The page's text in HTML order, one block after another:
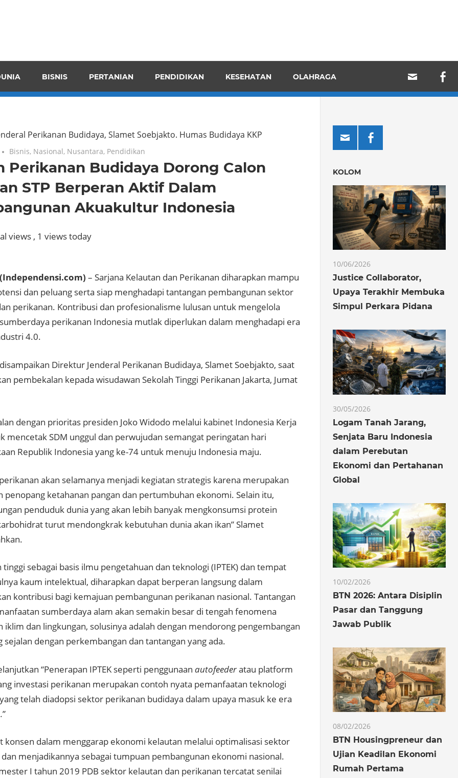
BISNIS PERTANIAN PENDIDIKAN KESEHATAN OLAHRAGA
Perikanan Budidaya, Slamet Soebjakto. Humas Budidaya KKP
Bisnis, Nasional, Nusantara, Pendidikan
Perikanan Budidaya Dorong Calon
STP Berperan Aktif Dalam
Akuakultur Indonesia
views , 1 views today
(Independensi.com) – Sarjana Kelautan dan Perikanan diharapkan mampu
dan peluang serta siap menghadapi tantangan pembangunan sektor
perikanan. Kontribusi dan profesionalisme lulusan untuk mengelola
perikanan Indonesia mutlak diperlukan dalam menghadapi era
4.0.
Direktur Jenderal Perikanan Budidaya, Slamet Soebjakto, saat
pembekalan kepada wisudawan Sekolah Tinggi Perikanan Jakarta, Jumat
dengan prioritas presiden Joko Widodo melalui kabinet Indonesia Kerja
mencetak SDM unggul dan perwujudan semangat peringatan hari
Republik Indonesia yang ke-74 untuk menuju Indonesia maju.
akan selamanya menjadi kegiatan strategis karena merupakan
penopang ketahanan pangan dan pertumbuhan ekonomi. Selain itu,
penduduk dunia yang akan lebih banyak mengkonsumsi protein
turut mendongkrak kebutuhan dunia akan ikan” Slamet
tinggi sebagai basis ilmu pengetahuan dan teknologi (IPTEK) dan tempat
kaum intelektual, diharapkan dapat berperan langsung dalam
kontribusi bagi kemajuan pembangunan perikanan nasional. Tantangan
sumberdaya alam akan semakin besar di tengah fenomena
iklim dan lingkungan, solusinya adalah dengan mendorong pengembangan
sejalan dengan perkembangan dan tantangan yang ada.
“Penerapan IPTEK seperti penggunaan autofeederatau platform
investasi perikanan merupakan contoh nyata pemanfaatan teknologi
telah diadopsi sektor perikanan budidaya dalam upaya masuk ke era
konsen dalam menggarap ekonomi kelautan melalui optimalisasi sektor
menjadikannya sebagai tumpuan pembangunan ekonomi nasional.
I tahun 2019 PDB sektor kelautan dan perikanan tercatat senilai
KOLOM
10/06/2026
Justice Collaborator,
Upaya Terakhir Membuka
Simpul Perkara Pidana
30/05/2026
Logam Tanah Jarang,
Senjata Baru Indonesia
dalam Perebutan
Ekonomi dan Pertahanan
Global
10/02/2026
BTN 2026: Antara Disiplin
Pasar dan Tanggung
Jawab Publik
08/02/2026
BTN Housingpreneur dan
Ujian Keadilan Ekonomi
Rumah Pertama